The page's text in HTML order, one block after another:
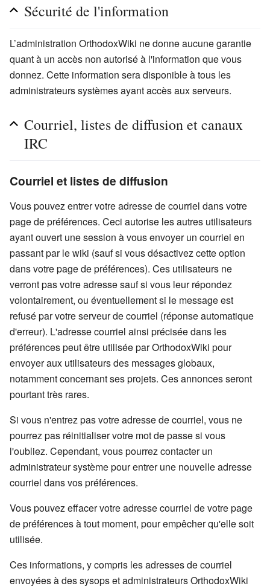
Sécurité de l'information
L’administration OrthodoxWiki ne donne aucune garantie
quant à un accès non autorisé à l'information que vous
donnez. Cette information sera disponible à tous les
administrateurs systèmes ayant accès aux serveurs.
Courriel, listes de diffusion et canaux
IRC
Courriel et listes de diffusion
Vous pouvez entrer votre adresse de courriel dans votre
page de préférences. Ceci autorise les autres utilisateurs
ayant ouvert une session à vous envoyer un courriel en
passant par le wiki (sauf si vous désactivez cette option
dans votre page de préférences). Ces utilisateurs ne
verront pas votre adresse sauf si vous leur répondez
volontairement, ou éventuellement si le message est
refusé par votre serveur de courriel (réponse automatique
d'erreur). L'adresse courriel ainsi précisée dans les
préférences peut être utilisée par OrthodoxWiki pour
envoyer aux utilisateurs des messages globaux,
notamment concernant ses projets. Ces annonces seront
pourtant très rares.
Si vous n'entrez pas votre adresse de courriel, vous ne
pourrez pas réinitialiser votre mot de passe si vous
l'oubliez. Cependant, vous pourrez contacter un
administrateur système pour entrer une nouvelle adresse
courriel dans vos préférences.
Vous pouvez effacer votre adresse courriel de votre page
de préférences à tout moment, pour empêcher qu'elle soit
utilisée.
Ces informations, y compris les adresses de courriel
envoyées à des sysops et administrateurs OrthodoxWiki